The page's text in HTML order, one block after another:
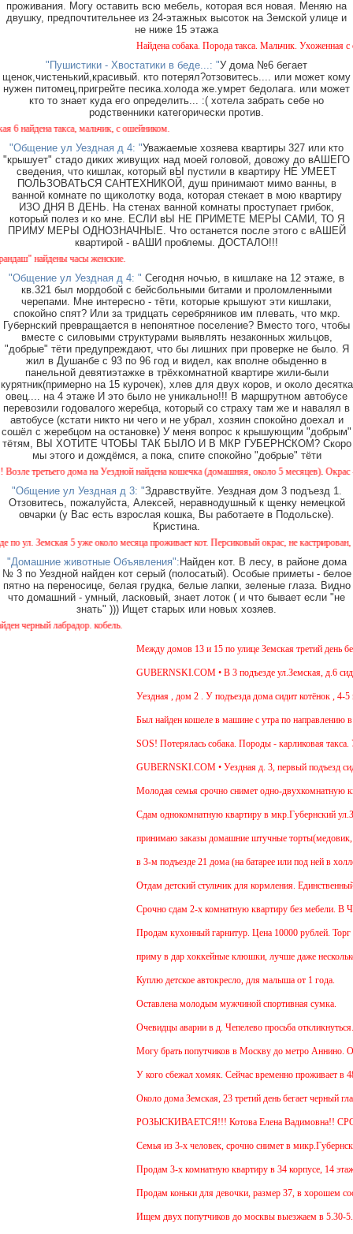
проживания. Могу оставить всю мебель, которая вся новая. Меняю на
двушку, предпочтительнее из 24-этажных высоток на Земской улице и
не ниже 15 этажа
Найдена собака. Порода такса. Мальчик. Ухоженная с
"Пушистики - Хвостатики в беде...: "У дома №6 бегает
щенок,чистенький,красивый. кто потерял?отзовитесь.... или может кому
нужен питомец,пригрейте песика.холода же.умрет бедолага. или может
кто то знает куда его определить... :( хотела забрать себе но
родственники категорически против.
такса, мальчик, с ошейником.
"Общение ул Уездная д 4: "Уважаемые хозяева квартиры 327 или кто
"крышует" стадо диких живущих над моей головой, довожу до вАШЕГО
сведения, что кишлак, который вЫ пустили в квартиру НЕ УМЕЕТ
ПОЛЬЗОВАТЬСЯ САНТЕХНИКОЙ, душ принимают мимо ванны, в
ванной комнате по щиколотку вода, которая стекает в мою квартиру
ИЗО ДНЯ В ДЕНЬ. На стенах ванной комнаты проступает грибок,
который полез и ко мне. ЕСЛИ вЫ НЕ ПРИМЕТЕ МЕРЫ САМИ, ТО Я
ПРИМУ МЕРЫ ОДНОЗНАЧНЫЕ. Что останется после этого с вАШЕЙ
квартирой - вАШИ проблемы. ДОСТАЛО!!!
найдены часы женские.
"Общение ул Уездная д 4: " Сегодня ночью, в кишлаке на 12 этаже, в
кв.321 был мордобой с бейсбольными битами и проломленными
черепами. Мне интересно - тёти, которые крышуют эти кишлаки,
спокойно спят? Или за тридцать серебряников им плевать, что мкр.
Губернский превращается в непонятное поселение? Вместо того, чтобы
вместе с силовыми структурами выявлять незаконных жильцов,
"добрые" тёти предупреждают, что бы лишних при проверке не было. Я
жил в Душанбе с 93 по 96 год и видел, как вполне обыденно в
панельной девятиэтажке в трёхкомнатной квартире жили-были
курятник(примерно на 15 курочек), хлев для двух коров, и около десятка
овец.... на 4 этаже И это было не уникально!!! В маршрутном автобусе
перевозили годовалого жеребца, который со страху там же и навалял в
автобусе (кстати никто ни чего и не убрал, хозяин спокойно доехал и
сошёл с жеребцом на остановке) У меня вопрос к крышующим "добрым"
тётям, ВЫ ХОТИТЕ ЧТОБЫ ТАК БЫЛО И В МКР ГУБЕРНСКОМ? Скоро
мы этого и дождёмся, а пока, спите спокойно "добрые" тёти
третьего дома на Уездной найдена кошечка (домашняя, около 5 месяцев). Окрас -
"Общение ул Уездная д 3: "Здравствуйте. Уездная дом 3 подъезд 1.
Отзовитесь, пожалуйста, Алексей, неравнодушный к щенку немецкой
овчарки (у Вас есть взрослая кошка, Вы работаете в Подольске).
Кристина.
Земская 5 уже около месяца проживает кот. Персиковый окрас, не кастрирован,
"Домашние животные Объявления":Найден кот. В лесу, в районе дома
№ 3 по Уездной найден кот серый (полосатый). Особые приметы - белое
пятно на переносице, белая грудка, белые лапки, зеленые глаза. Видно
что домашний - умный, ласковый, знает лоток ( и что бывает если "не
знать" ))) Ищет старых или новых хозяев.
лабрадор. кобель.
Между домов 13 и 15 по улице Земская третий день
GUBERNSKI.COM • В 3 подъезде ул.Земская, д.6
Уездная , дом 2 . У подъезда дома сидит котёнок , 4-5
Был найден кошеле в машине с утра по направлению в
SOS! Потерялась собака. Породы - карликовая
GUBERNSKI.COM • Уездная д. 3, первый
Молодая семья срочно снимет одно-двухкомнатную
Cдам однокомнатную квартиру в мкр.Губернский
принимаю заказы домашние штучные торты(медовик,
в 3-м подъезде 21 дома (на батарее или под ней в
Отдам детский стульчик для кормления.
Срочно сдам 2-х комнатную квартиру без мебели. В
Продам кухонный гарнитур. Цена 10000 рублей. Торг
приму в дар хоккейные клюшки, лучше даже несколько:)
Куплю детское автокресло, для малыша от 1 года.
Оставлена молодым мужчиной спортивная сумка.
Очевидцы аварии в д. Чепелево просьба откликнуться.
Могу брать попутчиков в Москву до метро Аннино.
У кого сбежал хомяк. Сейчас временно проживает в
Около дома Земская, 23 третий день бегает черный
РОЗЫСКИВАЕТСЯ!!! Котова Елена Вадимовна!!
Семья из 3-х человек, срочно снимет в
Продам 3-х комнатную квартиру в 34 корпусе, 14
Продам коньки для девочки, размер 37, в хорошем
Ищем двух попутчиков до москвы выезжаем в 5.30-